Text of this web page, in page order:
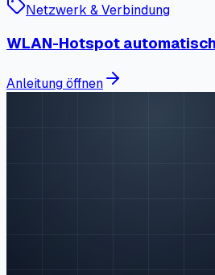
Netzwerk & Verbindung
WLAN-Hotspot
Anleitung öffnen